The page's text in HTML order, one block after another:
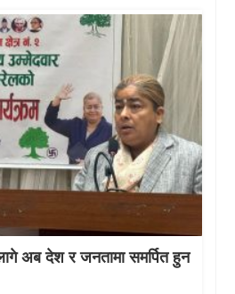
अब देश र जनतामा समर्पित हुन